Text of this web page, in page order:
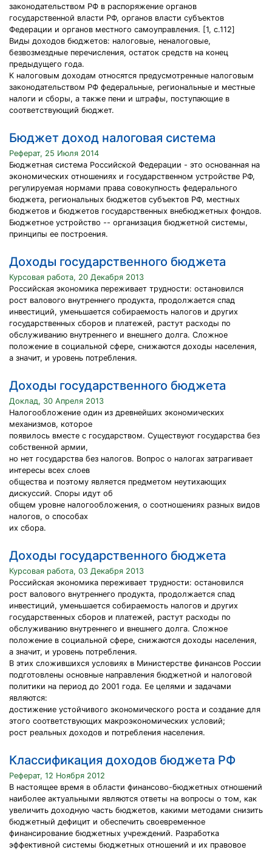
законодательством РФ в распоряжение органов
государственной власти РФ, органов власти субъектов
Федерации и органов местного самоуправления. [1, c.112]
Виды доходов бюджетов: налоговые, неналоговые,
безвозмездные перечисления, остаток средств на конец
предыдущего года.
К налоговым доходам относятся предусмотренные налоговым
законодательством РФ федеральные, региональные и местные
налоги и сборы, а также пени и штрафы, поступающие в
соответствующий бюджет.
Бюджет доход налоговая система
Реферат, 25 Июля 2014
Бюджетная система Российской Федерации - это основанная на
экономических отношениях и государственном устройстве РФ,
регулируемая нормами права совокупность федерального
бюджета, региональных бюджетов субъектов РФ, местных
бюджетов и бюджетов государственных внебюджетных фондов.
Бюджетное устройство -- организация бюджетной системы,
принципы ее построения.
Доходы государственного бюджета
Курсовая работа, 20 Декабря 2013
Российская экономика переживает трудности: остановился
рост валового внутреннего продукта, продолжается спад
инвестиций, уменьшается собираемость налогов и других
государственных сборов и платежей, растут расходы по
обслуживанию внутреннего и внешнего долга. Сложное
положение в социальной сфере, снижаются доходы населения,
а значит, и уровень потребления.
Доходы государственного бюджета
Доклад, 30 Апреля 2013
Налогообложение один из древнейших экономических
механизмов, которое
появилось вместе с государством. Существуют государства без
собственной армии,
но нет государства без налогов. Вопрос о налогах затрагивает
интересы всех слоев
общества и поэтому является предметом неутихающих
дискуссий. Споры идут об
общем уровне налогообложения, о соотношениях разных видов
налогов, о способах
их сбора.
Доходы государственного бюджета
Курсовая работа, 03 Декабря 2013
Российская экономика переживает трудности: остановился
рост валового внутреннего продукта, продолжается спад
инвестиций, уменьшается собираемость налогов и других
государственных сборов и платежей, растут расходы по
обслуживанию внутреннего и внешнего долга. Сложное
положение в социальной сфере, снижаются доходы населения,
а значит, и уровень потребления.
В этих сложившихся условиях в Министерстве финансов России
подготовлены основные направления бюджетной и налоговой
политики на период до 2001 года. Ее целями и задачами
являются:
достижение устойчивого экономического роста и создание для
этого соответствующих макроэкономических условий;
рост реальных доходов и потребления населения.
Классификация доходов бюджета РФ
Реферат, 12 Ноября 2012
В настоящее время в области финансово-бюджетных отношений
наиболее актуальными являются ответы на вопросы о том, как
увеличить доходную часть бюджетов, какими методами снизить
бюджетный дефицит и обеспечить своевременное
финансирование бюджетных учреждений. Разработка
эффективной системы бюджетных отношений и их правовое